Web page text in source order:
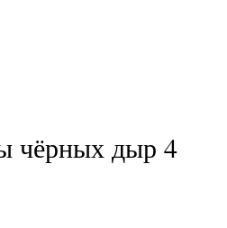
чёрных дыр 4